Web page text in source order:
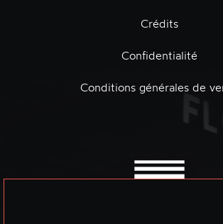
Crédits
Confidentialité
Conditions générales de